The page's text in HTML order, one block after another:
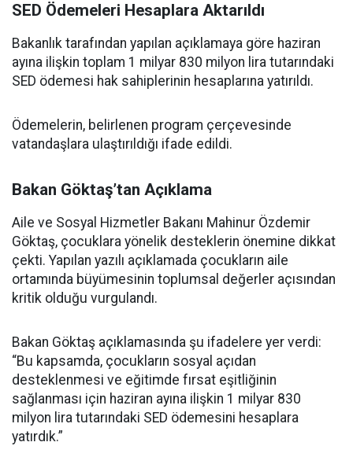
SED Ödemeleri Hesaplara Aktarıldı
Bakanlık tarafından yapılan açıklamaya göre haziran
ayına ilişkin toplam 1 milyar 830 milyon lira tutarındaki
SED ödemesi hak sahiplerinin hesaplarına yatırıldı.
Ödemelerin, belirlenen program çerçevesinde
vatandaşlara ulaştırıldığı ifade edildi.
Bakan Göktaş’tan Açıklama
Aile ve Sosyal Hizmetler Bakanı Mahinur Özdemir
Göktaş, çocuklara yönelik desteklerin önemine dikkat
çekti. Yapılan yazılı açıklamada çocukların aile
ortamında büyümesinin toplumsal değerler açısından
kritik olduğu vurgulandı.
Bakan Göktaş açıklamasında şu ifadelere yer verdi:
“Bu kapsamda, çocukların sosyal açıdan
desteklenmesi ve eğitimde fırsat eşitliğinin
sağlanması için haziran ayına ilişkin 1 milyar 830
milyon lira tutarındaki SED ödemesini hesaplara
yatırdık.”